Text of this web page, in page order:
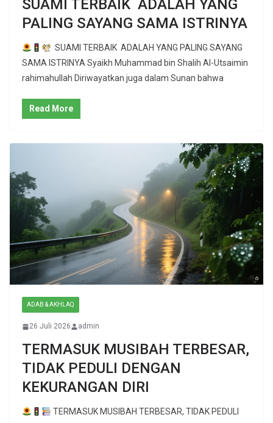
SUAMI TERBAIK ADALAH YANG
PALING SAYANG SAMA ISTRINYA
SUAMI TERBAIK ADALAH YANG PALING SAYANG
SAMA ISTRINYA Syaikh Muhammad bin Shalih Al-Utsaimin
rahimahullah Diriwayatkan juga dalam Sunan bahwa
Read More
ADAB & AKHLAQ
26 Juli 2026 admin
TERMASUK MUSIBAH TERBESAR,
TIDAK PEDULI DENGAN
KEKURANGAN DIRI
TERMASUK MUSIBAH TERBESAR, TIDAK PEDULI